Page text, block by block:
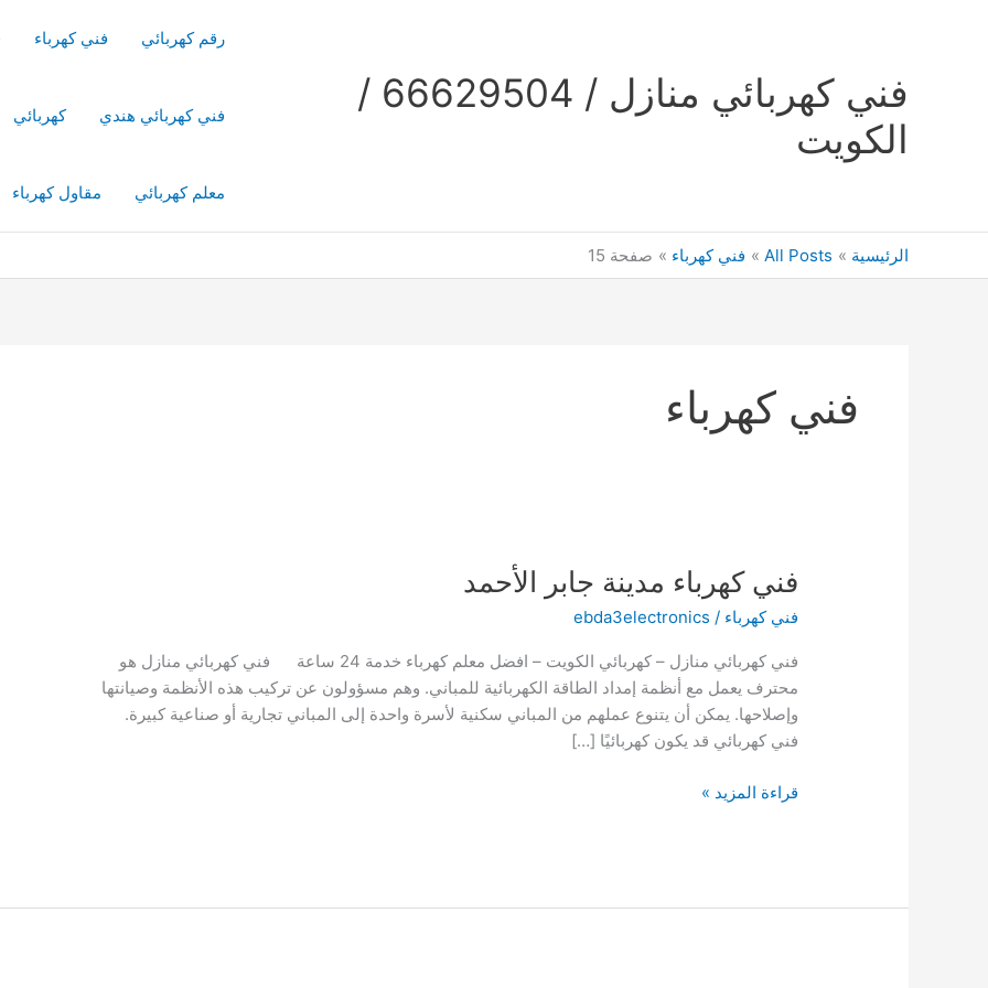
فني كهربائي منازل / 66629504 /
الكويت
رقم كهربائي فني كهرباء
فني كهربائي هندي كهربائي
معلم كهربائي مقاول كهرباء
الرئيسية All Posts فني كهرباء صفحة 15
فني كهرباء
فني كهرباء مدينة جابر الأحمد
فني كهرباء /
ebda3electronics
فني كهربائي منازل – كهربائي الكويت – افضل معلم كهرباء خدمة 24 ساعة فني كهربائي منازل هو
محترف يعمل مع أنظمة إمداد الطاقة الكهربائية للمباني. وهم مسؤولون عن تركيب هذه الأنظمة وصيانتها
وإصلاحها. يمكن أن يتنوع عملهم من المباني سكنية لأسرة واحدة إلى المباني تجارية أو صناعية كبيرة.
فني كهربائي قد يكون كهربائيًا […]
فني
قراءة المزيد »